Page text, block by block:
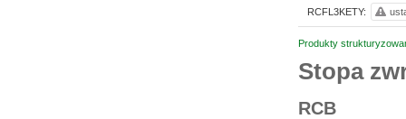
Produkty
Stopa
RCB
RCFL3KETY: